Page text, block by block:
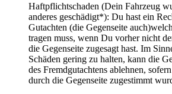
Haftpflichtschaden (Dein Fahrzeug
anderes geschädigt*): Du hast ein
Gutachten (die Gegenseite
tragen muss, wenn Du vorher nicht
die Gegenseite zugesagt hast. Im
Schäden gering zu halten, kann die
des Fremdgutachtens ablehnen,
durch die Gegenseite zugestimmt